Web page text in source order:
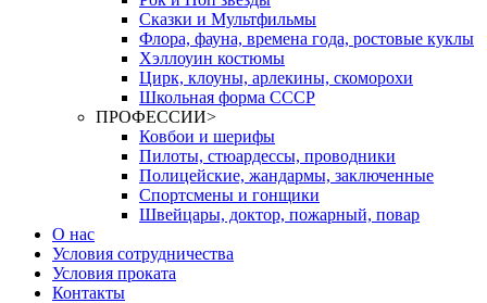
Сказки и Мультфильмы
Флора, фауна, времена года, ростовые куклы
Хэллоуин костюмы
Цирк, клоуны, арлекины, скоморохи
Школьная форма СССР
ПРОФЕССИИ>
Ковбои и шерифы
Пилоты, стюардессы, проводники
Полицейские, жандармы, заключенные
Спортсмены и гонщики
Швейцары, доктор, пожарный, повар
О нас
Условия сотрудничества
Условия проката
Контакты